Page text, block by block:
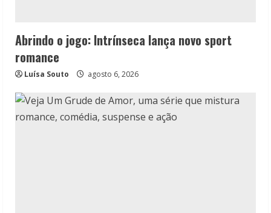
Abrindo o jogo: Intrínseca lança novo sport
romance
Luísa Souto agosto 6, 2026